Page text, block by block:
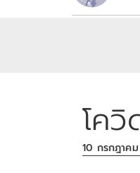
โค
10 กรกฎาค